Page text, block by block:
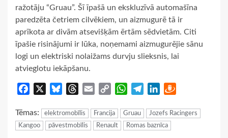
ražotāju “Gruau”. Šī īpašā un ekskluzīvā automašīna
paredzēta četriem cilvēkiem, un aizmugurē tā ir
aprīkota ar divām atsevišķām ērtām sēdvietām. Citi
īpašie risinājumi ir lūka, noņemami aizmugurējie sānu
logi un elektriski nolaižams durvju slieksnis, lai
atvieglotu iekāpšanu.
Facebook BlueskyThreads
Email
Copy
WhatsApp
TelegramLinkedIn
Tēmas: elektromobīlis Francija Gruau
Jozefs Racingers
Kangoo
pāvestmobīlis Renault Romas baznīca